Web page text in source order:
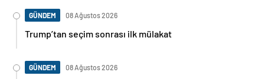
GÜNDEM 08 Ağustos 2026
Trump’tan seçim sonrası ilk mülakat
GÜNDEM 08 Ağustos 2026